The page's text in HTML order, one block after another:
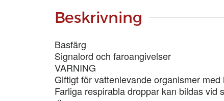
Beskrivning
Basfärg
Signalord och faroangivelser
VARNING
Giftigt för vattenlevande organismer med
Farliga respirabla droppar kan bildas vid